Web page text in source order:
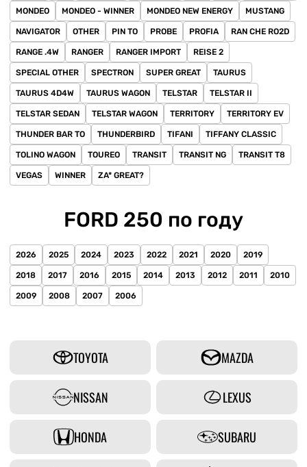
MONDEO MONDEO - WINNER MONDEO NEW ENERGY MUSTANG
NAVIGATOR OTHER PIN TO PROBE PROFIA RAN CHE RO2D
RANGE .4W RANGER RANGER IMPORT REISE 2
SPECIAL OTHER SPECTRON SUPER GREAT TAURUS
TAURUS 4D4W TAURUS WAGON TELSTAR TELSTAR II
TELSTAR SEDAN TELSTAR WAGON TERRITORY TERRITORY EV
THUNDER BAR TO THUNDERBIRD TIFANI TIFFANY CLASSIC
TOLINO WAGON TOUREO TRANSIT TRANSIT NG TRANSIT T8
VEGAS WINNER ZA* GREAT?
FORD 250 по году
2026 2025 2024 2023 2022 2021 2020 2019
2018 2017 2016 2015 2014 2013 2012 2011 2010
2009 2008 2007 2006
TOYOTA MAZDA
NISSAN LEXUS
HONDA SUBARU